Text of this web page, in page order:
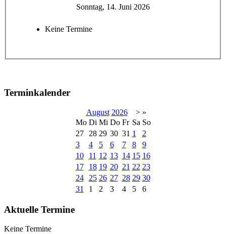
Sonntag, 14. Juni 2026
Keine Termine
Terminkalender
August 2026 > »
Mo Di Mi Do Fr Sa So
27
28 29 30 31 1
2
3
4 5 6 7 8
9
10
11 12 13 14 15 16
17
18 19 20 21 22 23
24
25 26 27 28 29 30
31
1 2 3 4 5 6
Aktuelle Termine
Keine Termine